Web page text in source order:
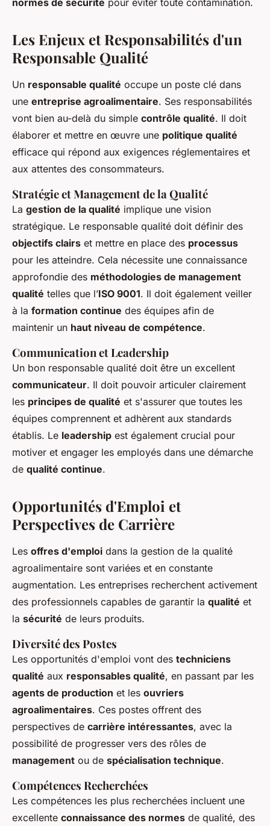
normes de sécurité pour éviter toute contamination.
Les Enjeux et Responsabilités d'un
Responsable Qualité
Un responsable qualité occupe un poste clé dans
une entreprise agroalimentaire. Ses responsabilités
vont bien au-delà du simple contrôle qualité. Il doit
élaborer et mettre en œuvre une politique qualité
efficace qui répond aux exigences réglementaires et
aux attentes des consommateurs.
Stratégie et Management de la Qualité
La gestion de la qualité implique une vision
stratégique. Le responsable qualité doit définir des
objectifs clairs et mettre en place des processus
pour les atteindre. Cela nécessite une connaissance
approfondie des méthodologies de management
qualité telles que l’ISO 9001. Il doit également veiller
à la formation continue des équipes afin de
maintenir un haut niveau de compétence.
Communication et Leadership
Un bon responsable qualité doit être un excellent
communicateur. Il doit pouvoir articuler clairement
les principes de qualité et s'assurer que toutes les
équipes comprennent et adhèrent aux standards
établis. Le leadership est également crucial pour
motiver et engager les employés dans une démarche
de qualité continue.
Opportunités d'Emploi et
Perspectives de Carrière
Les offres d'emploi dans la gestion de la qualité
agroalimentaire sont variées et en constante
augmentation. Les entreprises recherchent activement
des professionnels capables de garantir la qualité et
la sécurité de leurs produits.
Diversité des Postes
Les opportunités d'emploi vont des techniciens
qualité aux responsables qualité, en passant par les
agents de production et les ouvriers
agroalimentaires. Ces postes offrent des
perspectives de carrière intéressantes, avec la
possibilité de progresser vers des rôles de
management ou de spécialisation technique.
Compétences Recherchées
Les compétences les plus recherchées incluent une
excellente connaissance des normes de qualité, des